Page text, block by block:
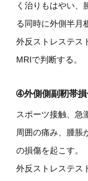
く治りもはやい、
る同時に外側半月
外反ストレステス
MRIで判断する。
➃外側側副靭帯
スポーツ接触、急
周囲の痛み、腫脹
の損傷を起こす。
外反ストレステス